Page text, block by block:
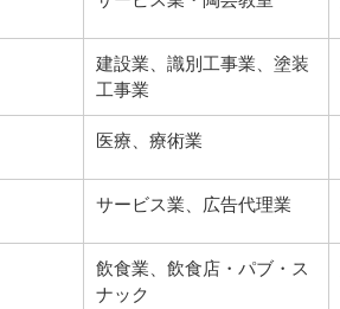
建設業、識別工事業、塗装
工事業
医療、療術業
サービス業、広告代理業
飲食業、飲食店・パブ・ス
ナック